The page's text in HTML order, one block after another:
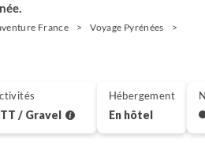
France Voyage Pyrénées
/ Gravel
Hébergement
En hôtel